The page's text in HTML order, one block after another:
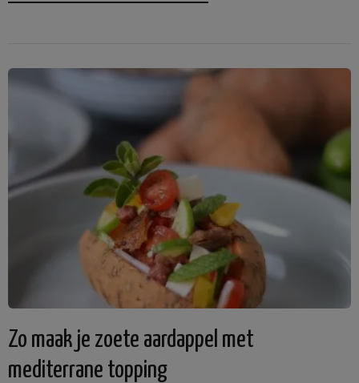
Zo maak je zoete aardappel met
mediterrane topping